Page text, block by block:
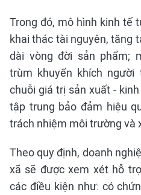
Trong đó, mô hình kinh tế
khai thác tài nguyên, tăng
dài vòng đời sản phẩm;
trùm khuyến khích
chuỗi giá trị sản xuất -
tập trung bảo đảm hiệu
trách nhiệm môi trường và
Theo quy định, doanh
xã sẽ được xem xét hỗ
các điều kiện như: có